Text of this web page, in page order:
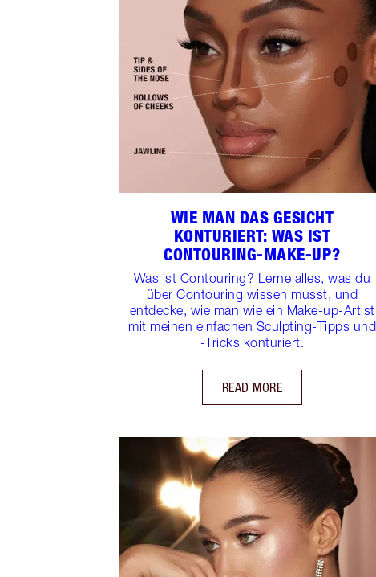
WIE MAN DAS GESICHT
KONTURIERT: WAS IST
CONTOURING-MAKE-UP?
Was ist Contouring? Lerne alles, was du
über Contouring wissen musst, und
entdecke, wie man wie ein Make-up-Artist
mit meinen einfachen Sculpting-Tipps und
-Tricks konturiert.
READ MORE